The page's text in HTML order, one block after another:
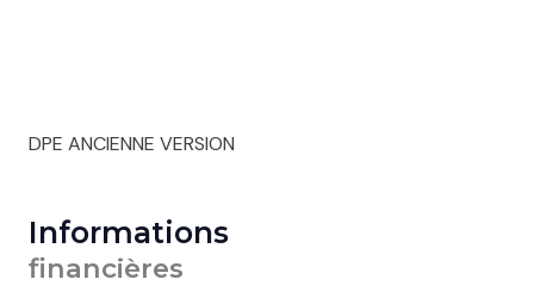
DPE ANCIENNE VERSION
Informations
financières